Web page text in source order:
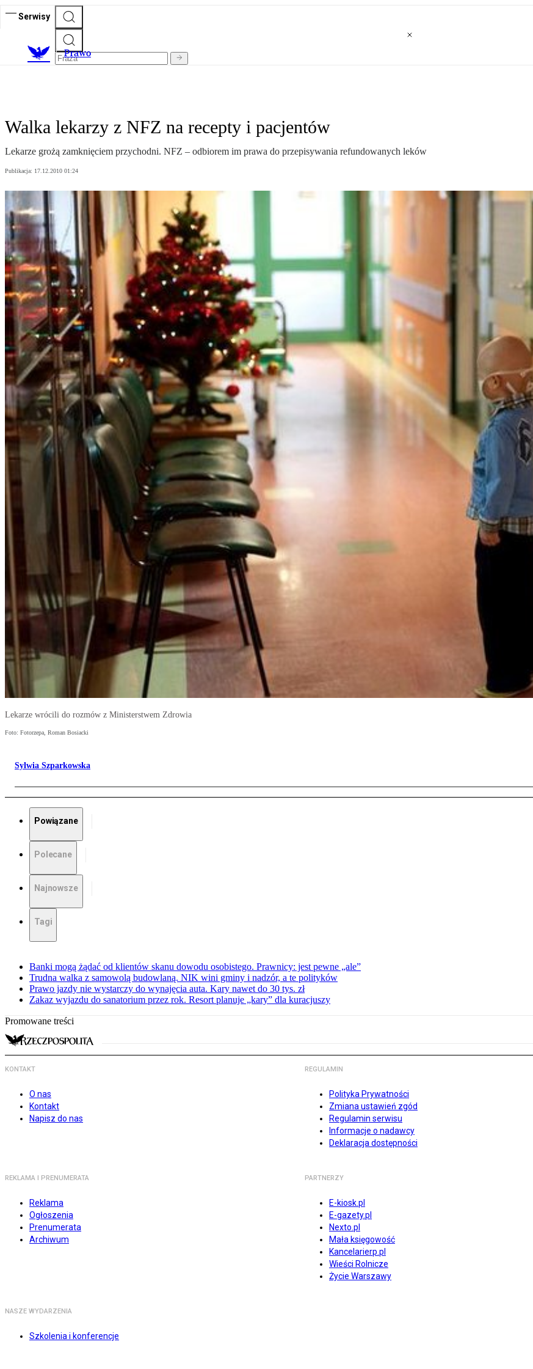
Serwisy
Prawo
Walka lekarzy z NFZ na recepty i pacjentów
Lekarze grożą zamknięciem przychodni. NFZ – odbiorem im prawa do przepisywania refundowanych leków
Publikacja: 17.12.2010 01:24
Lekarze wrócili do rozmów z Ministerstwem Zdrowia
Foto: Fotorzepa, Roman Bosiacki
Sylwia Szparkowska
Powiązane
Polecane
Najnowsze
Tagi
Banki mogą żądać od klientów skanu dowodu osobistego. Prawnicy: jest pewne „ale”
Trudna walka z samowolą budowlaną. NIK wini gminy i nadzór, a te polityków
Prawo jazdy nie wystarczy do wynajęcia auta. Kary nawet do 30 tys. zł
Zakaz wyjazdu do sanatorium przez rok. Resort planuje „kary” dla kuracjuszy
Promowane treści
KONTAKT
O nas
Kontakt
Napisz do nas
REGULAMIN
Polityka Prywatności
Zmiana ustawień zgód
Regulamin serwisu
Informacje o nadawcy
Deklaracja dostępności
REKLAMA I PRENUMERATA
Reklama
Ogłoszenia
Prenumerata
Archiwum
PARTNERZY
E-kiosk.pl
E-gazety.pl
Nexto.pl
Mała księgowość
Kancelarierp.pl
Wieści Rolnicze
Życie Warszawy
NASZE WYDARZENIA
Szkolenia i konferencje